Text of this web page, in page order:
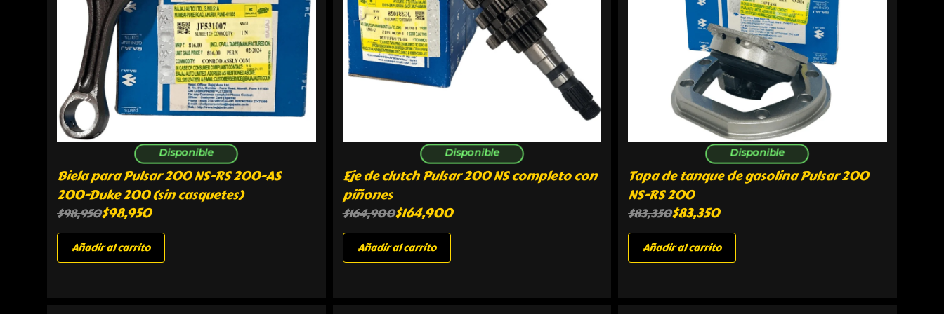
Disponible
Biela para Pulsar 200 NS-RS 200-AS
200-Duke 200 (sin casquetes)
$98,950$98,950
Añadir al carrito
Disponible
Eje de clutch Pulsar 200 NS completo con
piñones
$164,900$164,900
Añadir al carrito
Disponible
Tapa de tanque de gasolina Pulsar 200
NS-RS 200
$83,350$83,350
Añadir al carrito